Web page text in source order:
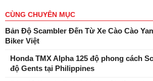
CÙNG CHUYÊN MỤC
Bản Độ Scambler Đến Từ Xe Cào Cào
Biker Việt
Honda TMX Alpha 125 độ phong cách
độ Gents tại Philippines